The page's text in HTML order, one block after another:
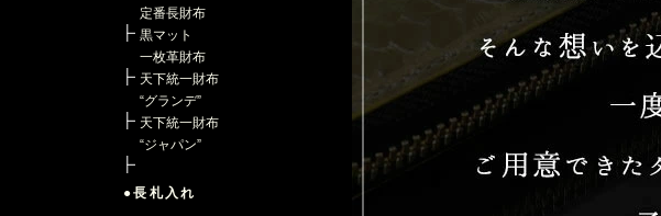
定番長財布
黒マット
一枚革財布
天下統一財布
“グランデ”
天下統一財布
“ジャパン”
●長札入れ